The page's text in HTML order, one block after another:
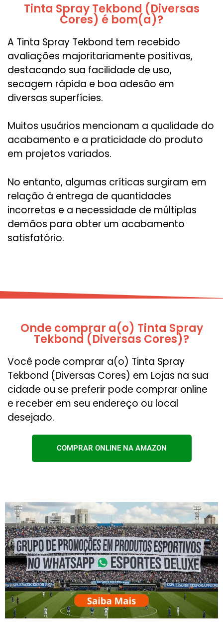
Tinta Spray Tekbond (Diversas
Cores) é bom(a)?
A Tinta Spray Tekbond tem recebido
avaliações majoritariamente positivas,
destacando sua facilidade de uso,
secagem rápida e boa adesão em
diversas superfícies.
Muitos usuários mencionam a qualidade do
acabamento e a praticidade do produto
em projetos variados.
No entanto, algumas críticas surgiram em
relação à entrega de quantidades
incorretas e a necessidade de múltiplas
demãos para obter um acabamento
satisfatório.
Onde comprar a(o) Tinta Spray
Tekbond (Diversas Cores)?
Você pode comprar a(o) Tinta Spray
Tekbond (Diversas Cores) em Lojas na sua
cidade ou se preferir pode comprar online
e receber em seu endereço ou local
desejado.
COMPRAR ONLINE NA AMAZON